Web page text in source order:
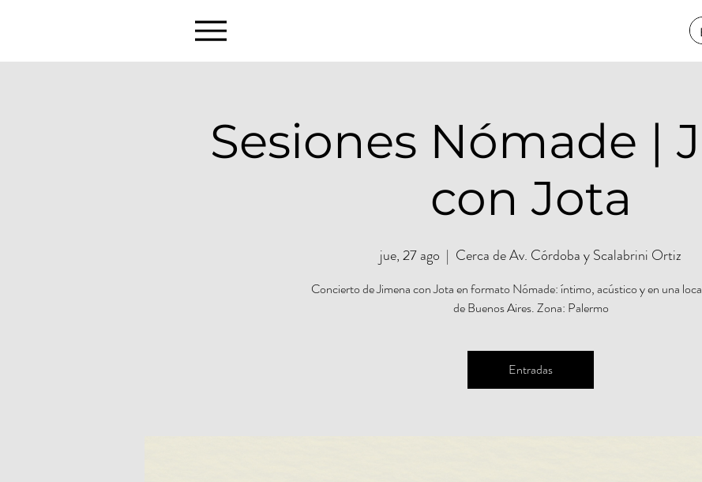
Sesiones Nómade |
con Jota
jue, 27 ago
  |
Cerca de Av. Córdoba y Scalabrini Ortiz
Concierto de Jimena con Jota en formato Nómade: íntimo, acústico y en una
de Buenos Aires. Zona: Palermo
Entradas